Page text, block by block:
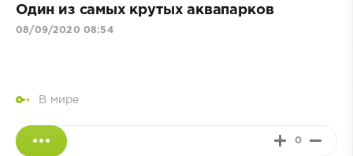
Один из самых крутых аквапарков
08/09/2020 08:54
В мире
0